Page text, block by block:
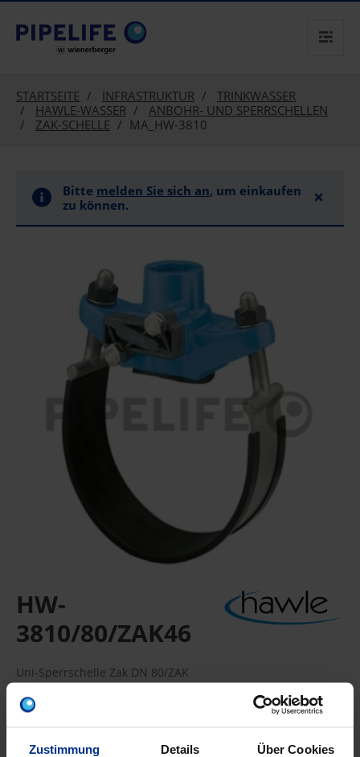
Zustimmung Details Über Cookies
text.skipToContent
text.skipToNavigation
STARTSEITE INFRASTRUKTUR
TRINKWASSER
HAWLE-WASSER
ANBOHR- UND SPERRSCHELLEN
ZAK-SCHELLE
MA_HW-3810
Bitte melden Sie sich an, um einkaufen
zu können.
×
HW-
3810/80/ZAK46
Uni-Sperrschelle Zak DN 80/ZAK
ZAK-Universal-H-Sperrschelle, für Guss-, Stahl- und AZ-
Verpackungseinheit: -